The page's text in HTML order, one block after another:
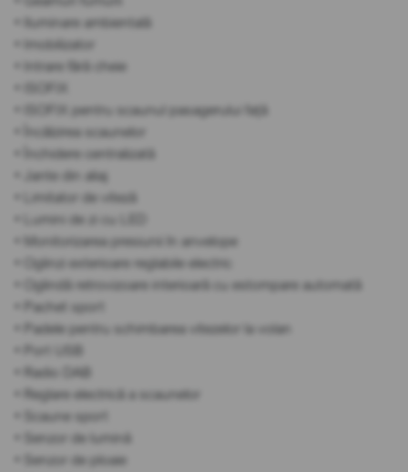
• Iluminare ambientală
• Imobilizator
• Intrare fără cheie
• ISOFIX pentru scaunul pasagerului față
• Încălzirea scaunelor
• Închidere centralizată
• Jante din aliaj
• Limitator de viteză
• Lumini de zi cu LED
• Monitorizarea presiunii în anvelope
• Oglinzi exterioare reglabile electric
• Oglindă retrovizoare interioară cu estompare automată
• Pachet sport
• Padele pentru schimbarea vitezelor la volan
• Port USB
• Radio DAB
• Reglare electrică a scaunelor
• Scaune sport
• Senzor de lumină
• Senzor de ploaie